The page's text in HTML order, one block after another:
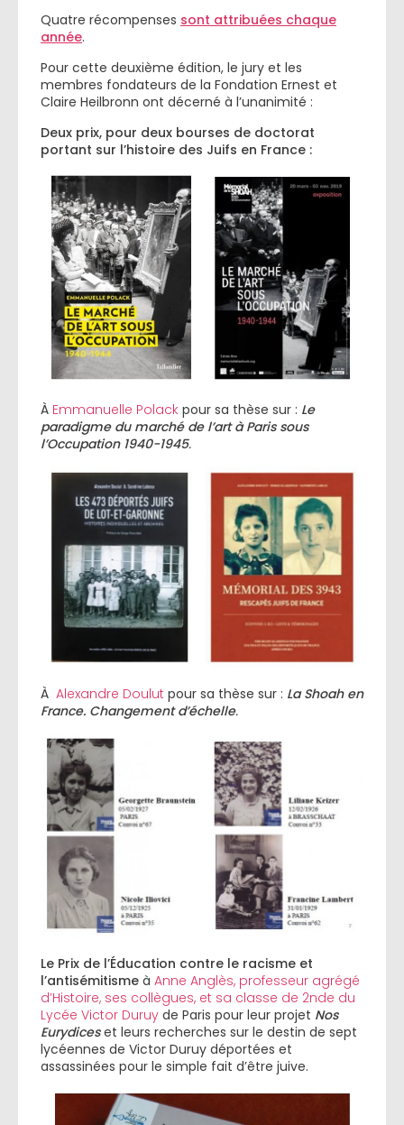
Quatre récompenses sont attribuées chaque
année.
Pour cette deuxième édition, le jury et les
membres fondateurs de la Fondation Ernest et
Claire Heilbronn ont décerné à l’unanimité :
Deux prix, pour deux bourses de doctorat
portant sur l’histoire des Juifs en France :
À Emmanuelle Polack pour sa thèse sur : Le
paradigme du marché de l’art à Paris sous
l’Occupation 1940-1945.
À Alexandre Doulut pour sa thèse sur : La Shoah en
France. Changement d’échelle.
Le Prix de l’Éducation contre le racisme et
l’antisémitisme à Anne Anglès, professeur agrégé
d’Histoire, ses collègues, et sa classe de 2nde du
Lycée Victor Duruy de Paris pour leur projet Nos
Eurydiceset leurs recherches sur le destin de sept
lycéennes de Victor Duruy déportées et
assassinées pour le simple fait d’être juive.